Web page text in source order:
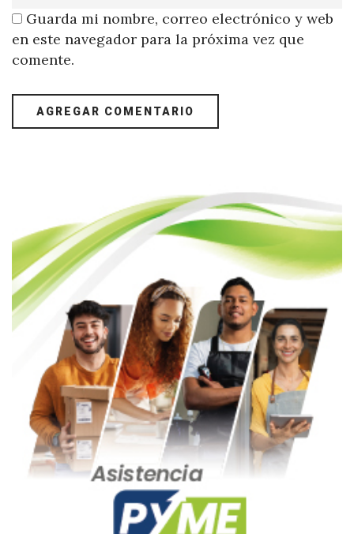
Guarda mi nombre, correo electrónico y web
en este navegador para la próxima vez que
comente.